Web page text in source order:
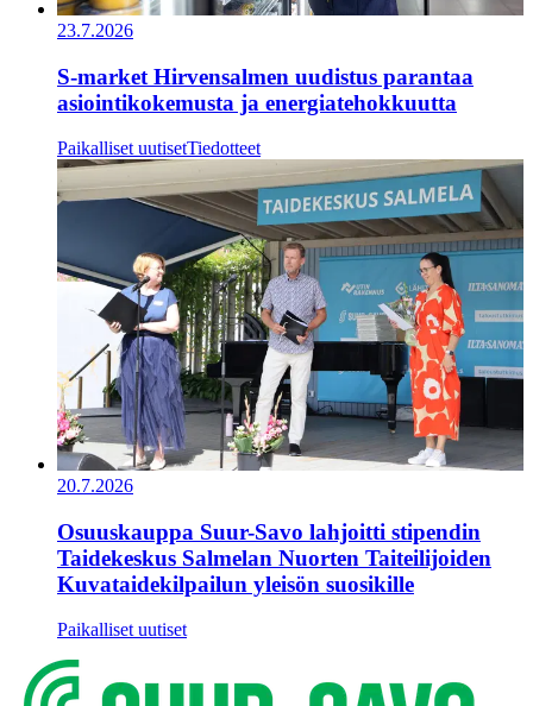
23.7.2026
S-market Hirvensalmen uudistus parantaa
asiointikokemusta ja energiatehokkuutta
Paikalliset uutisetTiedotteet
20.7.2026
Osuuskauppa Suur-Savo lahjoitti stipendin
Taidekeskus Salmelan Nuorten Taiteilijoiden
Kuvataidekilpailun yleisön suosikille
Paikalliset uutiset